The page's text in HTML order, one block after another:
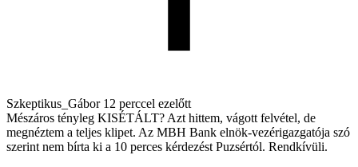
Szkeptikus_Gábor 12 perccel ezelőtt
Mészáros tényleg KISÉTÁLT? Azt hittem, vágott felvétel, de
megnéztem a teljes klipet. Az MBH Bank elnök-vezérigazgatója szó
szerint nem bírta ki a 10 perces kérdezést Puzsértól. Rendkívüli.